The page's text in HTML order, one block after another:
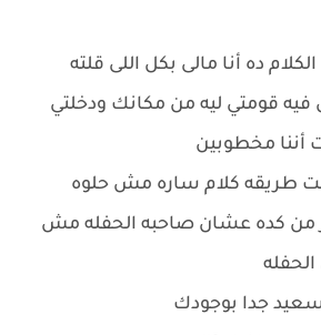
ده أنا مالى بكل اللى قلته
فيه قومتي ليه من مكانك ودخلتي
أننا مخطوبين
طريقه كلام ساره مش حلوه
من كده عشان صاحبه الحفله مش
جدا بوجودك